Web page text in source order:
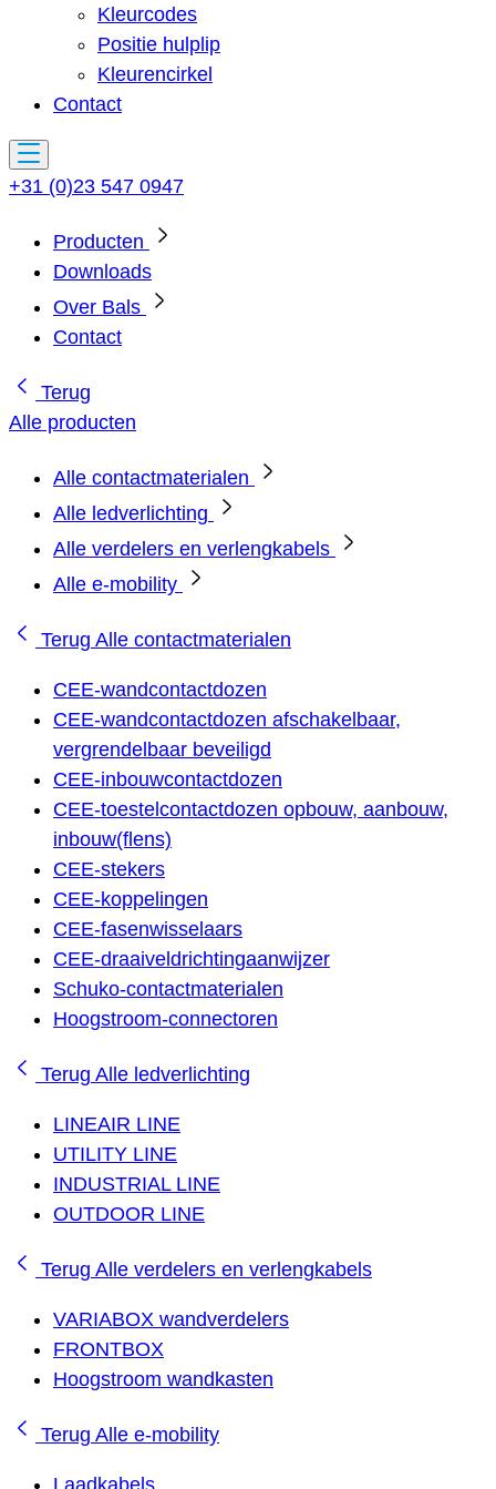
Kleurcodes
Positie hulplip
Kleurencirkel
Contact
+31 (0)23 547 0947
Producten
Downloads
Over Bals
Contact
Terug
Alle producten
Alle contactmaterialen
Alle ledverlichting
Alle verdelers en verlengkabels
Alle e-mobility
Terug Alle contactmaterialen
CEE-wandcontactdozen
CEE-wandcontactdozen afschakelbaar,
vergrendelbaar beveiligd
CEE-inbouwcontactdozen
CEE-toestelcontactdozen opbouw, aanbouw,
inbouw(flens)
CEE-stekers
CEE-koppelingen
CEE-fasenwisselaars
CEE-draaiveldrichtingaanwijzer
Schuko-contactmaterialen
Hoogstroom-connectoren
Terug Alle ledverlichting
LINEAIR LINE
UTILITY LINE
INDUSTRIAL LINE
OUTDOOR LINE
Terug Alle verdelers en verlengkabels
VARIABOX wandverdelers
FRONTBOX
Hoogstroom wandkasten
Terug Alle e-mobility
Laadkabels